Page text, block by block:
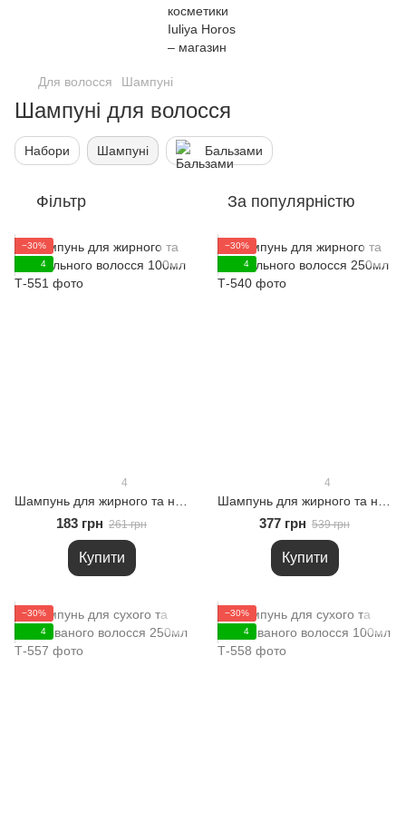
Для волосся Шампуні
Шампуні для волосся
Набори Шампуні Бальзами
Фільтр За популярністю
−30%
4
4
183 грн 261 грн
Купити
−30%
4
4
377 грн 539 грн
Купити
−30%
4
−30%
4